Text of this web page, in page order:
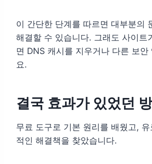
이 간단한 단계를 따르면 대부분의
해결할 수 있습니다. 그래도 사이트
면 DNS 캐시를 지우거나 다른 보안
요.
결국 효과가 있었던
무료 도구로 기본 원리를 배웠고,
적인 해결책을 찾았습니다.